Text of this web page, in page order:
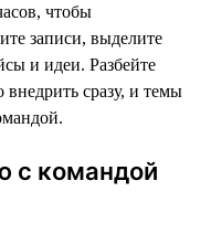
чтобы
записи, выделите
и идеи. Разбейте
сразу, и темы
с командой